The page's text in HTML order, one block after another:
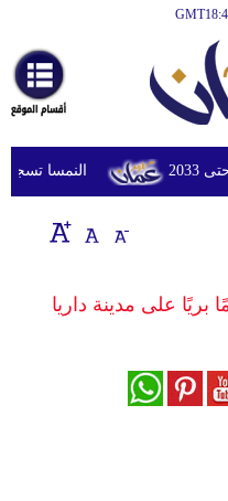
أخبارعاجلة
رياضة
ثقافة
إقتصاد
وموسيقى
النمسا تسجل أعلى
على مدينة داريا